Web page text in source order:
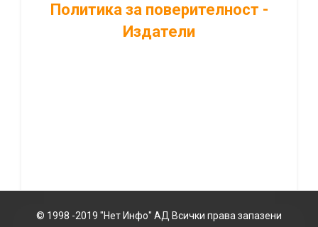
Политика за поверителност -
Издатели
© 1998 -2019 "Нет Инфо" АД Всички права запазени